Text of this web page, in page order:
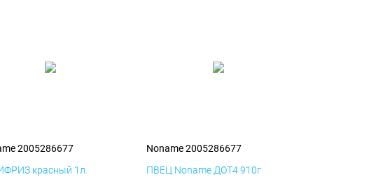
2005286677
красный 1л.
Noname 2005286677
ПВЕЦ Noname ДОТ4 910г